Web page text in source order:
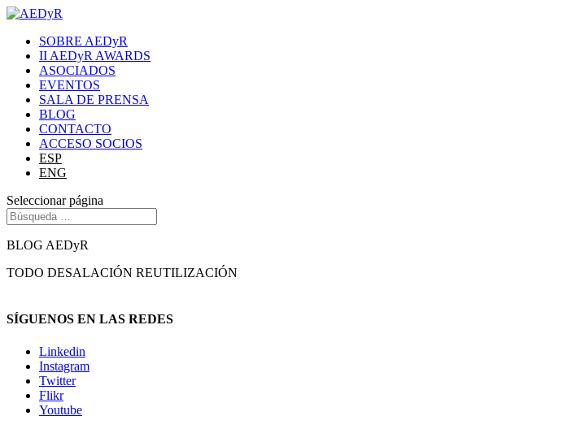
SOBRE AEDyR
II AEDyR AWARDS
ASOCIADOS
EVENTOS
SALA DE PRENSA
BLOG
CONTACTO
ACCESO SOCIOS
ESP
ENG
Seleccionar página
BLOG AEDyR
TODO DESALACIÓN REUTILIZACIÓN
SÍGUENOS EN LAS REDES
Linkedin
Instagram
Twitter
Flikr
Youtube